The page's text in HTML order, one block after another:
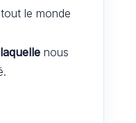
le monde
nous